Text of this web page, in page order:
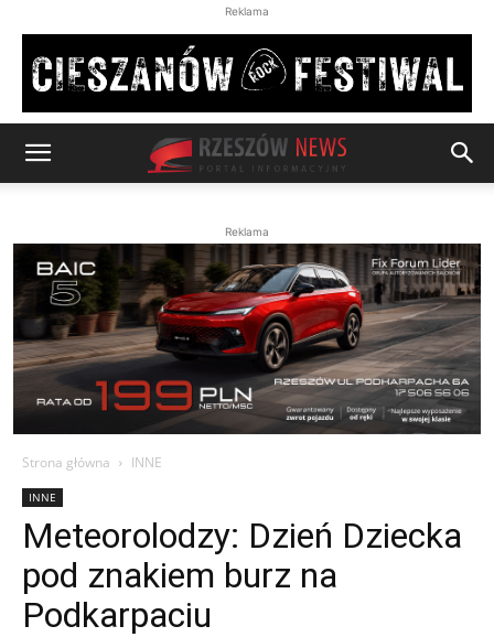
Reklama
Reklama
Strona główna INNE
INNE
Meteorolodzy: Dzień Dziecka
pod znakiem burz na
Podkarpaciu